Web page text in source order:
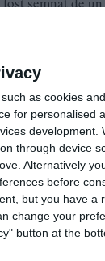
as cookies
for personalised
development.
through device
Alternatively
before
but you have a
change your
button at the
instanțe, de